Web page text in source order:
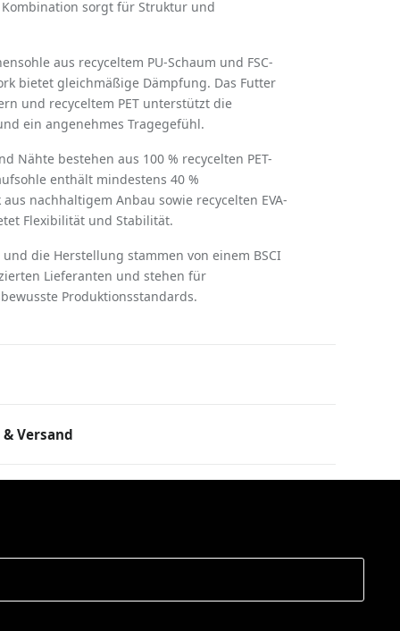
Kombination sorgt für Struktur und
aus recyceltem PU-Schaum und FSC-
bietet gleichmäßige Dämpfung. Das Futter
und recyceltem PET unterstützt die
ein angenehmes Tragegefühl.
Nähte bestehen aus 100 % recycelten PET-
enthält mindestens 40 %
nachhaltigem Anbau sowie recycelten EVA-
Flexibilität und Stabilität.
die Herstellung stammen von einem BSCI
Lieferanten und stehen für
Produktionsstandards.
Versand